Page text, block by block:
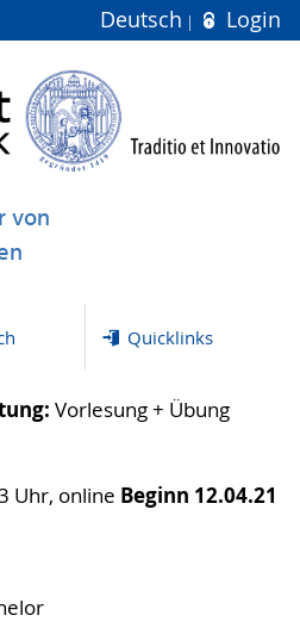
Deutsch Login
von
Quicklinks
Vorlesung + Übung
Uhr, online Beginn 12.04.21